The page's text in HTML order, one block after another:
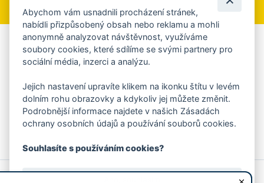
Aplikace Mobilní rozhlas
Chcete dostávat do svého mobilu či mailu upozornění na
ankety, pozvánky na kulturní a sportovní akce?
Více informací o aplikaci
© 2026 Magistrát města Zlína
Prohlášení o používání cookies
Abychom vám usnadnili procházení stránek,
nabídli přizpůsobený obsah nebo reklamu a mohli
anonymně analyzovat návštěvnost, využíváme
soubory cookies, které sdílíme se svými partnery pro
sociální média, inzerci a analýzu.
Jejich nastavení upravíte klikem na ikonku štítu v levém
dolním rohu obrazovky a kdykoliv jej můžete změnit.
Podrobnější informace najdete v našich Zásadách
ochrany osobních údajů a používání souborů cookies.
Souhlasíte s používáním cookies?